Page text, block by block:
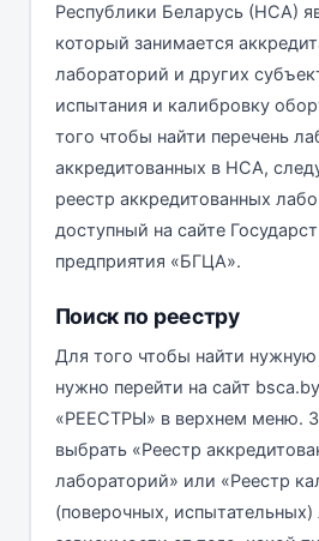
Республики Беларусь (НСА)
который занимается
лабораторий и других
испытания и калибровку
того чтобы найти перечень
аккредитованных в НСА,
реестр аккредитованных
доступный на сайте
предприятия «БГЦА».
Поиск по реестру
Для того чтобы найти
нужно перейти на сайт
«РЕЕСТРЫ» в верхнем меню.
выбрать «Реестр
лабораторий» или «Реестр
(поверочных,